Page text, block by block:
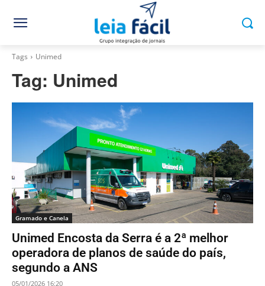
Tags Unimed
Tag: Unimed
Gramado e Canela
Unimed Encosta da Serra é a 2ª melhor
operadora de planos de saúde do país,
segundo a ANS
05/01/2026 16:20